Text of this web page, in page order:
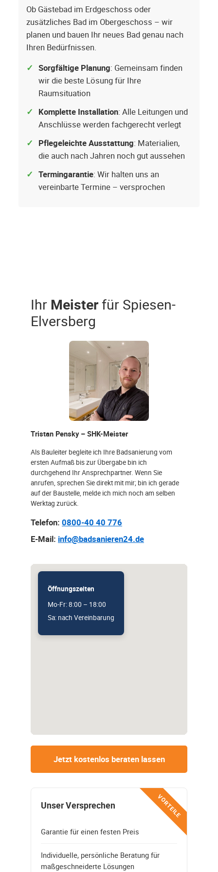
Ob Gästebad im Erdgeschoss oder
zusätzliches Bad im Obergeschoss – wir
planen und bauen Ihr neues Bad genau nach
Ihren Bedürfnissen.
Sorgfältige Planung: Gemeinsam finden
wir die beste Lösung für Ihre
Raumsituation
Komplette Installation: Alle Leitungen und
Anschlüsse werden fachgerecht verlegt
Pflegeleichte Ausstattung: Materialien,
die auch nach Jahren noch gut aussehen
Termingarantie: Wir halten uns an
vereinbarte Termine – versprochen
Ihr Meisterfür Spiesen-
Elversberg
Tristan Pensky – SHK-Meister
Als Bauleiter begleite ich Ihre Badsanierung vom
ersten Aufmaß bis zur Übergabe bin ich
durchgehend Ihr Ansprechpartner. Wenn Sie
anrufen, sprechen Sie direkt mit mir; bin ich gerade
auf der Baustelle, melde ich mich noch am selben
Werktag zurück.
Telefon: 0800-40 40 776
E-Mail: info@badsanieren24.de
Öffnungszeiten
Mo-Fr: 8:00 – 18:00
Sa: nach Vereinbarung
Jetzt kostenlos beraten lassen
VORTEILE
Unser Versprechen
Garantie für einen festen Preis
Individuelle, persönliche Beratung für
maßgeschneiderte Lösungen